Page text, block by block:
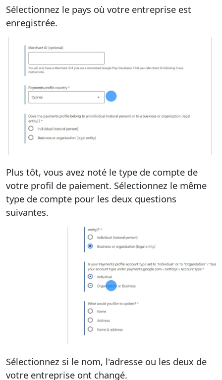
Sélectionnez le pays où votre entreprise est
enregistrée.
Plus tôt, vous avez noté le type de compte de
votre profil de paiement. Sélectionnez le même
type de compte pour les deux questions
suivantes.
Sélectionnez si le nom, l'adresse ou les deux de
votre entreprise ont changé.